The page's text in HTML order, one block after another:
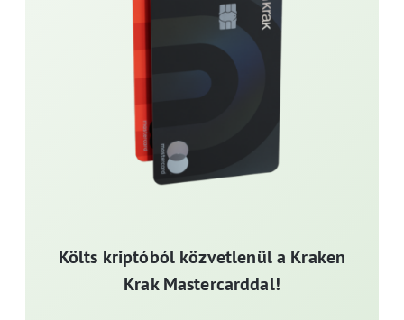
Költs kriptóból közvetlenül a Kraken
Krak Mastercarddal!